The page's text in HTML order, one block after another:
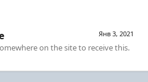
Янв 3, 2021
on the site to receive this.